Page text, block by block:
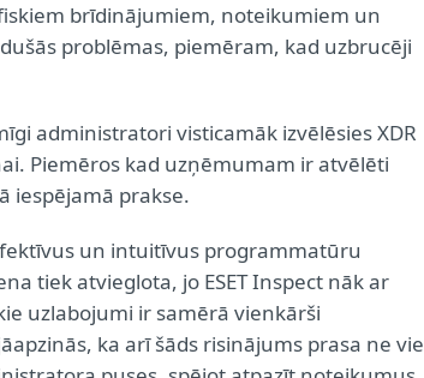
brīdinājumiem, noteikumiem un
problēmas, piemēram, kad uzbrucēji
administratori visticamāk izvēlēsies XDR
Piemēros kad uzņēmumam ir atvēlēti
iespējamā prakse.
un intuitīvus programmatūru
tiek atvieglota, jo ESET Inspect nāk ar
uzlabojumi ir samērā vienkārši
ka arī šāds risinājums prasa ne